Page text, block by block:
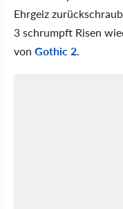
Ehrgeiz
3 schrumpft Risen
von Gothic 2.